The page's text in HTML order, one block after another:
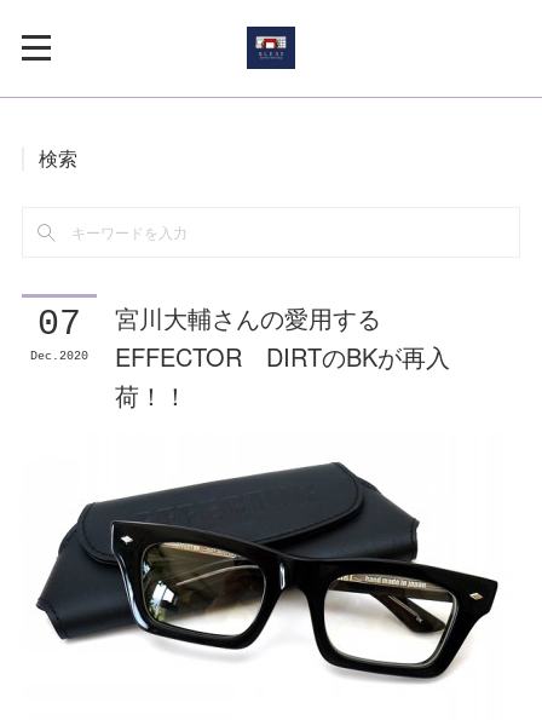
検索
07
Dec 2020
宮川大輔さんの愛用する
EFFECTOR DIRTのBKが再入
荷！！